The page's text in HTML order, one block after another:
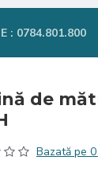
: 0784.801.800
de
Bazată pe